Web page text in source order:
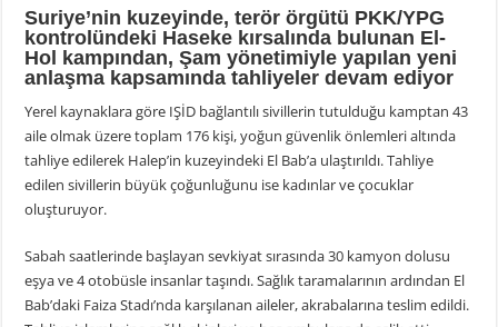
Suriye’nin kuzeyinde, terör örgütü PKK/YPG
kontrolündeki Haseke kırsalında bulunan El-
Hol kampından, Şam yönetimiyle yapılan yeni
anlaşma kapsamında tahliyeler devam ediyor
Yerel kaynaklara göre IŞİD bağlantılı sivillerin tutulduğu kamptan 43
aile olmak üzere toplam 176 kişi, yoğun güvenlik önlemleri altında
tahliye edilerek Halep’in kuzeyindeki El Bab’a ulaştırıldı. Tahliye
edilen sivillerin büyük çoğunluğunu ise kadınlar ve çocuklar
oluşturuyor.
Sabah saatlerinde başlayan sevkiyat sırasında 30 kamyon dolusu
eşya ve 4 otobüsle insanlar taşındı. Sağlık taramalarının ardından El
Bab’daki Faiza Stadı’nda karşılanan aileler, akrabalarına teslim edildi.